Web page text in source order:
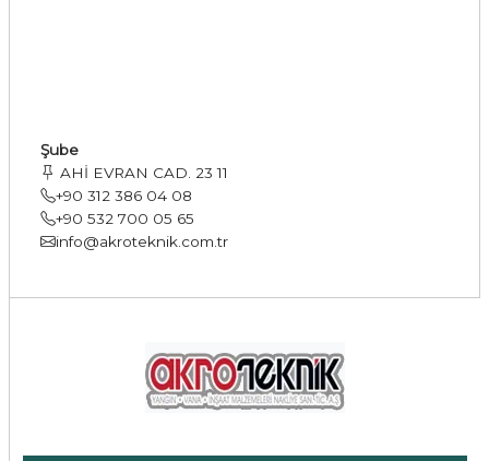
Şube
AHİ EVRAN CAD. 23 11
+90 312 386 04 08
+90 532 700 05 65
info@akroteknik.com.tr